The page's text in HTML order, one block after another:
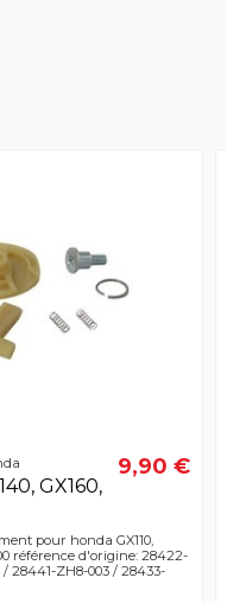
GX160,
9,90 €
pour honda GX110,
référence d'origine: 28422-
28441-ZH8-003 / 28433-